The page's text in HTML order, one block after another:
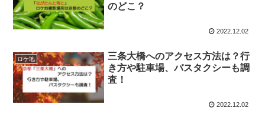
のどこ？
2022.12.02
ロケ地
三条大橋へのアクセス方法は？行
き方や駐車場、バスタクシーも調
査！
2022.12.02